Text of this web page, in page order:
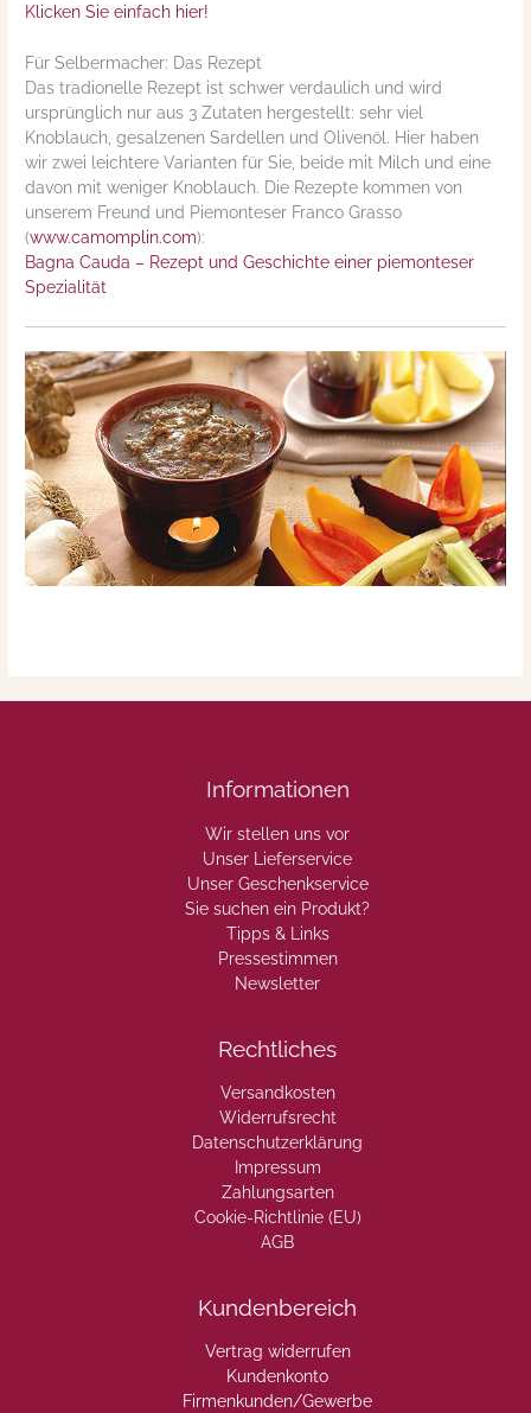
Klicken Sie einfach hier!
Für Selbermacher: Das Rezept
Das tradionelle Rezept ist schwer verdaulich und wird
ursprünglich nur aus 3 Zutaten hergestellt: sehr viel
Knoblauch, gesalzenen Sardellen und Olivenöl. Hier haben
wir zwei leichtere Varianten für Sie, beide mit Milch und eine
davon mit weniger Knoblauch. Die Rezepte kommen von
unserem Freund und Piemonteser Franco Grasso
(www.camomplin.com):
Bagna Cauda – Rezept und Geschichte einer piemonteser
Spezialität
Informationen
Wir stellen uns vor
Unser Lieferservice
Unser Geschenkservice
Sie suchen ein Produkt?
Tipps & Links
Pressestimmen
Newsletter
Rechtliches
Versandkosten
Widerrufsrecht
Datenschutzerklärung
Impressum
Zahlungsarten
Cookie-Richtlinie (EU)
AGB
Kundenbereich
Vertrag widerrufen
Kundenkonto
Firmenkunden/Gewerbe